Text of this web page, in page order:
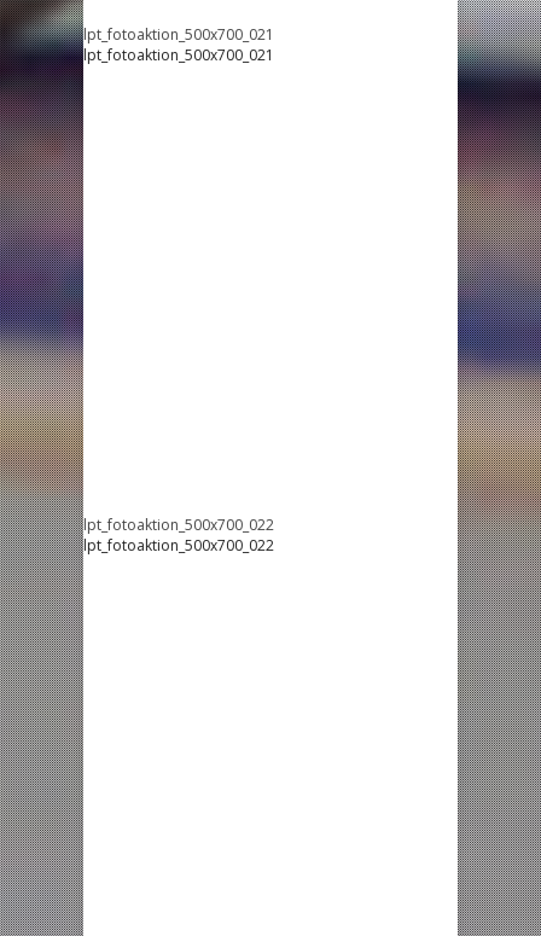
lpt_fotoaktion_500x700_021
lpt_fotoaktion_500x700_021
lpt_fotoaktion_500x700_022
lpt_fotoaktion_500x700_022